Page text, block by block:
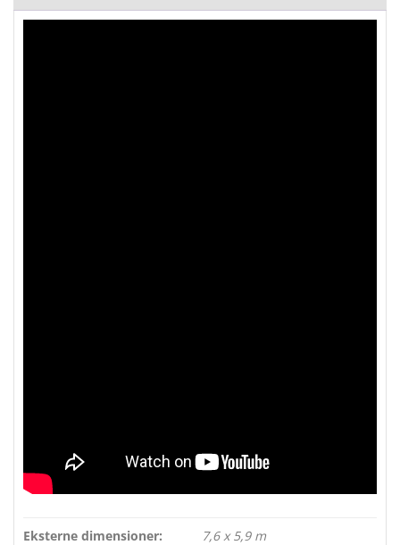
Eksterne dimensioner: 7,6 x 5,9 m